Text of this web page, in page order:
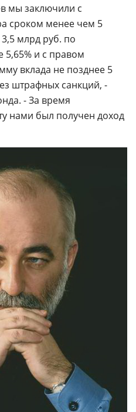
мы заключили с
сроком менее чем 5
млрд руб. по
5,65% и с правом
вклада не позднее 5
штрафных санкций, -
- За время
нами был получен доход